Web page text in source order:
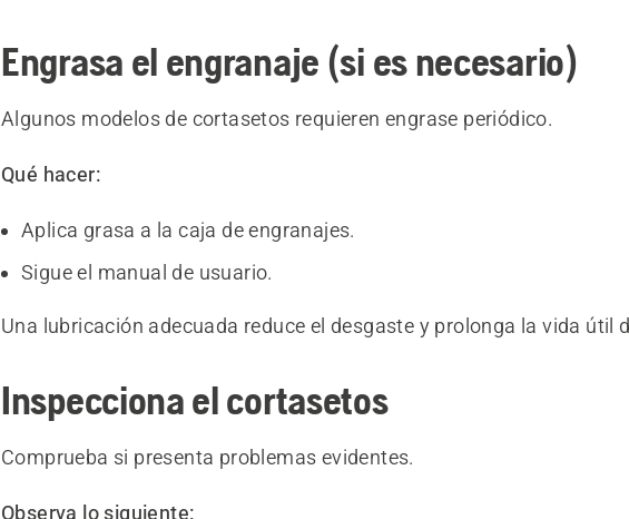
Engrasa el engranaje (si es necesario)
Algunos modelos de cortasetos requieren engrase periódico.
Qué hacer:
Aplica grasa a la caja de engranajes.
Sigue el manual de usuario.
Una lubricación adecuada reduce el desgaste y prolonga la vida útil
Inspecciona el cortasetos
Comprueba si presenta problemas evidentes.
Observa lo siguiente: